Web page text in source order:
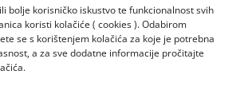
bolje korisničko iskustvo te funkcionalnost svih
koristi kolačiće ( cookies ). Odabirom
se s korištenjem kolačića za koje je potrebna
a za sve dodatne informacije pročitajte